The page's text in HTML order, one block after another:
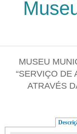
Passar para o
MUSEU
“SERVIÇO DE
ATRAVÉS